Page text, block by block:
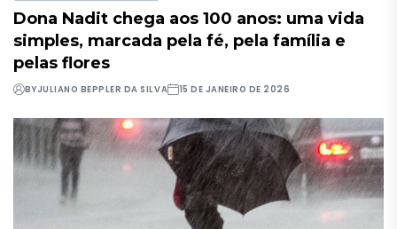
Dona Nadit chega aos 100 anos: uma vida
simples, marcada pela fé, pela família e
pelas flores
BYJULIANO BEPPLER DA SILVA 15 DE JANEIRO DE 2026